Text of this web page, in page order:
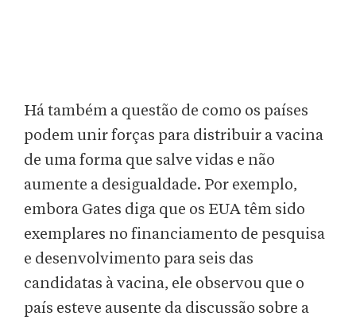
Há também a questão de como os países
podem unir forças para distribuir a vacina
de uma forma que salve vidas e não
aumente a desigualdade. Por exemplo,
embora Gates diga que os EUA têm sido
exemplares no financiamento de pesquisa
e desenvolvimento para seis das
candidatas à vacina, ele observou que o
país esteve ausente da discussão sobre a